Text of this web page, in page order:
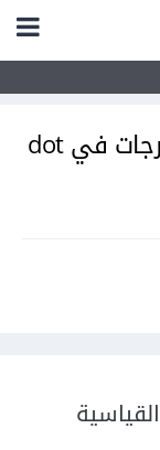
المدخلات والمخرجات في dot